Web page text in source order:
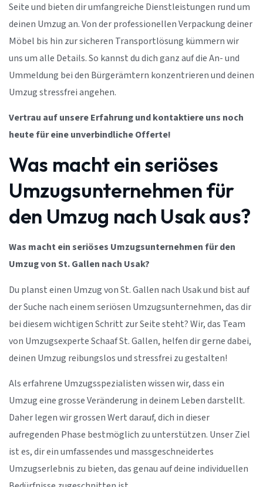
Seite und bieten dir umfangreiche Dienstleistungen rund um
deinen Umzug an. Von der professionellen Verpackung deiner
Möbel bis hin zur sicheren Transportlösung kümmern wir
uns um alle Details. So kannst du dich ganz auf die An- und
Ummeldung bei den Bürgerämtern konzentrieren und deinen
Umzug stressfrei angehen.
Vertrau auf unsere Erfahrung und kontaktiere uns noch
heute für eine unverbindliche Offerte!
Was macht ein seriöses
Umzugsunternehmen für
den Umzug nach Usak aus?
Was macht ein seriöses Umzugsunternehmen für den
Umzug von St. Gallen nach Usak?
Du planst einen Umzug von St. Gallen nach Usak und bist auf
der Suche nach einem seriösen Umzugsunternehmen, das dir
bei diesem wichtigen Schritt zur Seite steht? Wir, das Team
von Umzugsexperte Schaaf St. Gallen, helfen dir gerne dabei,
deinen Umzug reibungslos und stressfrei zu gestalten!
Als erfahrene Umzugsspezialisten wissen wir, dass ein
Umzug eine grosse Veränderung in deinem Leben darstellt.
Daher legen wir grossen Wert darauf, dich in dieser
aufregenden Phase bestmöglich zu unterstützen. Unser Ziel
ist es, dir ein umfassendes und massgeschneidertes
Umzugserlebnis zu bieten, das genau auf deine individuellen